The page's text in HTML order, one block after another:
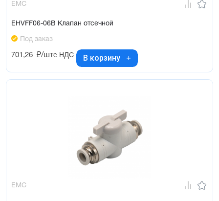
EMC
EHVFF06-06B Клапан отсечной
Под заказ
701,26 ₽/штс НДС В корзину
EMC